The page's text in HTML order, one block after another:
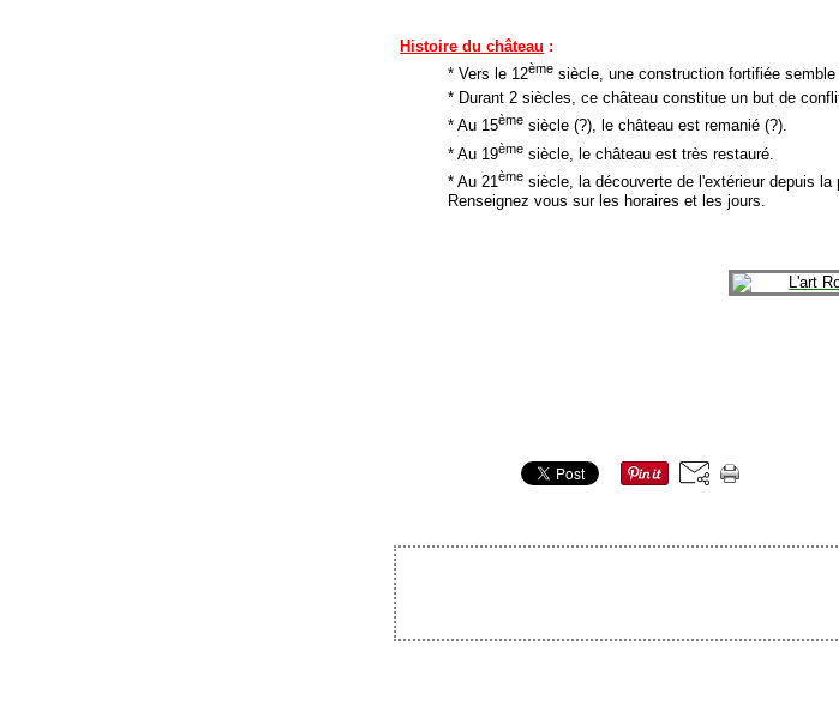
Histoire du château :
* Vers le 12ème siècle, une construction fortifiée semble
* Durant 2 siècles, ce château constitue un but de
* Au 15ème siècle (?), le château est remanié (?).
* Au 19ème siècle, le château est très restauré.
* Au 21ème siècle, la découverte de l'extérieur depuis
Renseignez vous sur les horaires et les jours.